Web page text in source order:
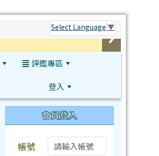
Select Language ▼
評鑑專區
登入
會員登入
帳號